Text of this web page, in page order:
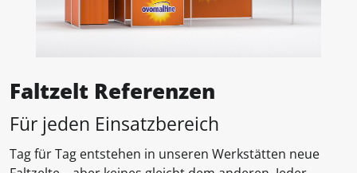
Faltzelt Referenzen
Für jeden Einsatzbereich
Tag für Tag entstehen in unseren Werkstätten neue